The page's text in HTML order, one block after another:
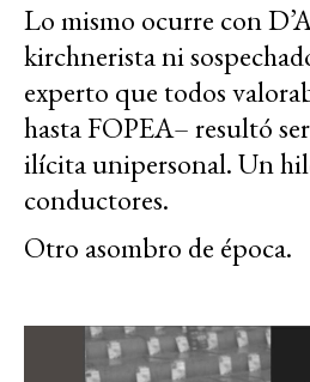
Lo mismo ocurre con
kirchnerista ni
experto que todos
hasta FOPEA– resultó
ilícita unipersonal. Un
conductores.
Otro asombro de época.